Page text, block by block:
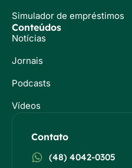
Simulador de empréstimos
Conteúdos
Notícias
Jornais
Podcasts
Vídeos
Contato
(48) 4042-0305